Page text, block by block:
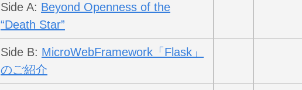
Side A: Beyond Openness of the
“Death Star”
Side B: MicroWebFramework「Flask」
のご紹介